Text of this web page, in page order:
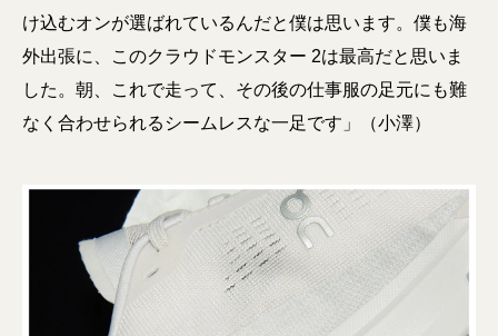
け込むオンが選ばれているんだと僕は思います。僕も海
外出張に、このクラウドモンスター 2は最高だと思いま
した。朝、これで走って、その後の仕事服の足元にも難
なく合わせられるシームレスな一足です」（小澤）